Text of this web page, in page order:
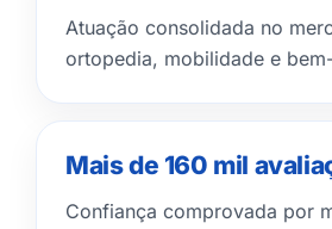
Atuação consolidada no
ortopedia, mobilidade e
Mais de 160 mil
Confiança comprovada por